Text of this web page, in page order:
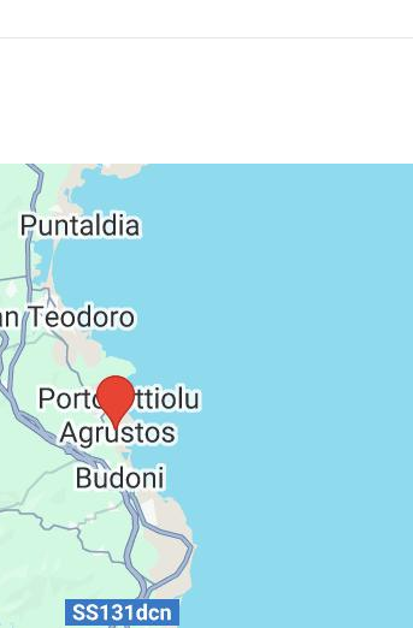
s vykonaním leteckej dopravy a
zariadení, zväčša v prvý deň